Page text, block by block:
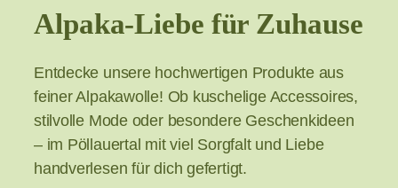
Alpaka-Liebe für Zuhause
Entdecke unsere hochwertigen Produkte aus
feiner Alpakawolle! Ob kuschelige Accessoires,
stilvolle Mode oder besondere Geschenkideen
– im Pöllauertal mit viel Sorgfalt und Liebe
handverlesen für dich gefertigt.